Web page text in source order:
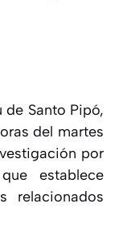
de Santo Pipó,
del martes
por
establece
relacionados